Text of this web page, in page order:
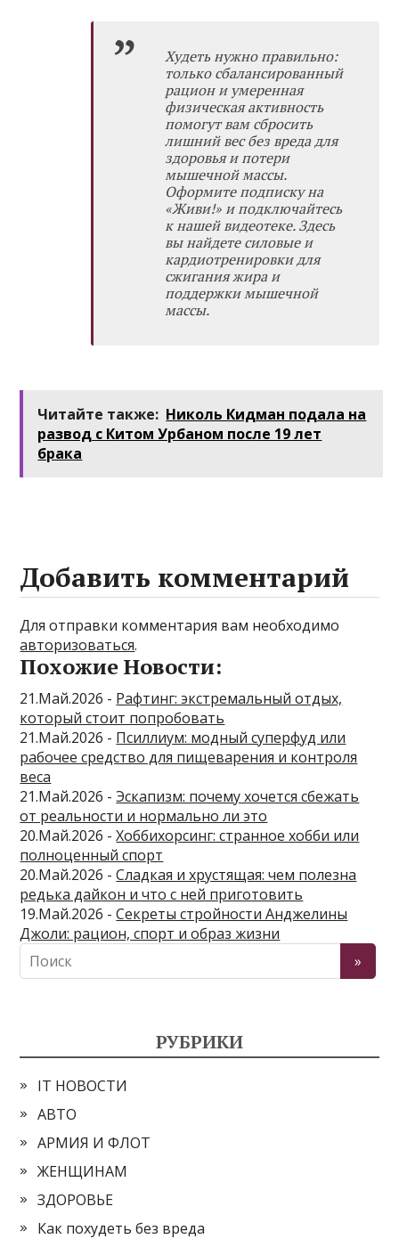
Худеть нужно правильно:
только сбалансированный
рацион и умеренная
физическая активность
помогут вам сбросить
лишний вес без вреда для
здоровья и потери
мышечной массы.
Оформитеподписку на
«Живи!»и подключайтесь
к нашей видеотеке. Здесь
вы найдете силовые и
кардиотренировки для
сжигания жира и
поддержки мышечной
массы.
Читайте также: Николь Кидман подала на
развод с Китом Урбаном после 19 лет
брака
Добавить комментарий
Для отправки комментария вам необходимо
авторизоваться.
Похожие Новости:
21.Май.2026 - Рафтинг: экстремальный отдых,
который стоит попробовать
21.Май.2026 - Псиллиум: модный суперфуд или
рабочее средство для пищеварения и контроля
веса
21.Май.2026 -Эскапизм: почему хочется сбежать
от реальности и нормально ли это
20.Май.2026 -Хоббихорсинг: странное хобби или
полноценный спорт
20.Май.2026 -Сладкая и хрустящая: чем полезна
редька дайкон и что с ней приготовить
19.Май.2026 -Секреты стройности Анджелины
Джоли: рацион, спорт и образ жизни
РУБРИКИ
IT НОВОСТИ
АВТО
АРМИЯ И ФЛОТ
ЖЕНЩИНАМ
ЗДОРОВЬЕ
Как похудеть без вреда